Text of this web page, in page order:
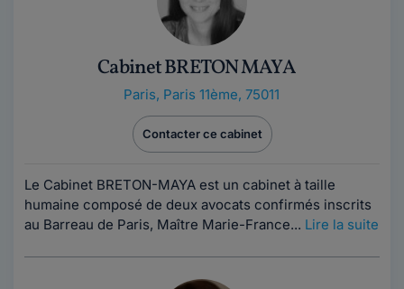
Cabinet BRETON MAYA
Paris, Paris 11ème, 75011
Contacter ce cabinet
Le Cabinet BRETON-MAYA est un cabinet à taille
humaine composé de deux avocats confirmés inscrits
au Barreau de Paris, Maître Marie-France... Lire la suite